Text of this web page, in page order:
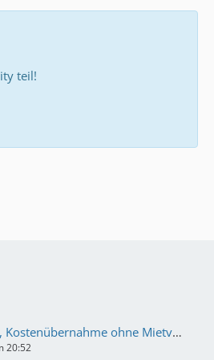
teil!
Wohnen bei Eltern, Kostenübernahme ohne Mietvertrag
20:52